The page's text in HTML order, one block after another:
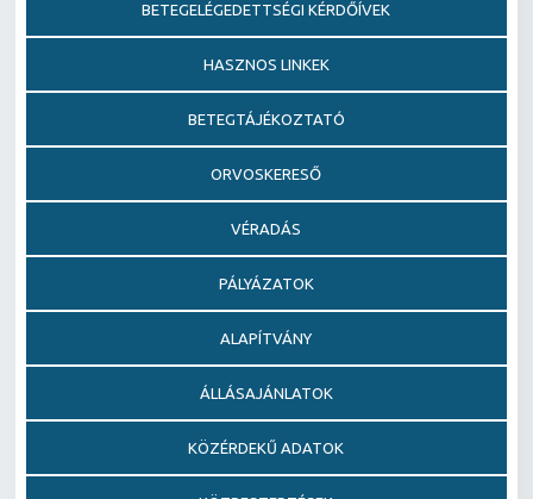
BETEGELÉGEDETTSÉGI KÉRDŐÍVEK
HASZNOS LINKEK
BETEGTÁJÉKOZTATÓ
ORVOSKERESŐ
VÉRADÁS
PÁLYÁZATOK
ALAPÍTVÁNY
ÁLLÁSAJÁNLATOK
KÖZÉRDEKŰ ADATOK